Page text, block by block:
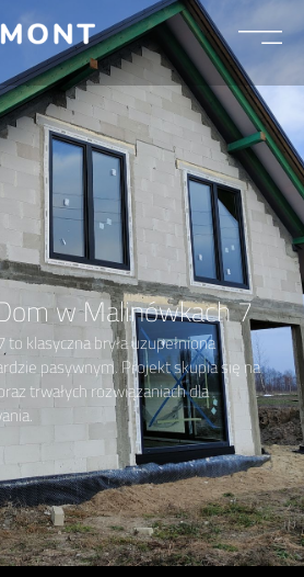
– Dom w
7
w Malinówkach 7
klasyczna bryła uzupełniona
pasywnym. Projekt skupia się na
trwałych rozwiązaniach dla